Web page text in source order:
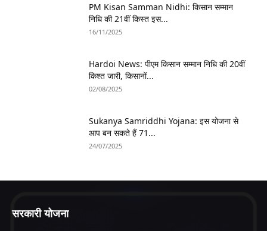
PM Kisan Samman Nidhi: किसान सम्मान
निधि की 21वीं किस्त इस...
16/11/2025
Hardoi News: पीएम किसान सम्मान निधि की 20वीं
किश्त जारी, किसानों...
02/08/2025
Sukanya Samriddhi Yojana: इस योजना से
आप बन सकते हैं 71...
24/07/2025
सरकारी योजना